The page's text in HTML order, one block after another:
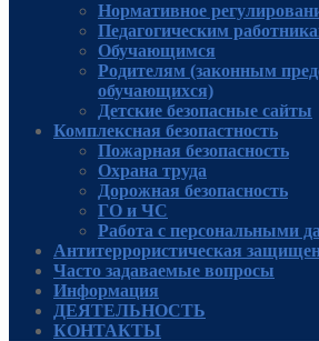
Нормативное
Педагогическим
Обучающимся
Родителям (законным
обучающихся)
Детские безопасные сайты
Комплексная безопастность
Пожарная безопасность
Охрана труда
Дорожная безопасность
ГО и ЧС
Работа с персональными
Антитеррористическая
Часто задаваемые вопросы
Информация
ДЕЯТЕЛЬНОСТЬ
КОНТАКТЫ